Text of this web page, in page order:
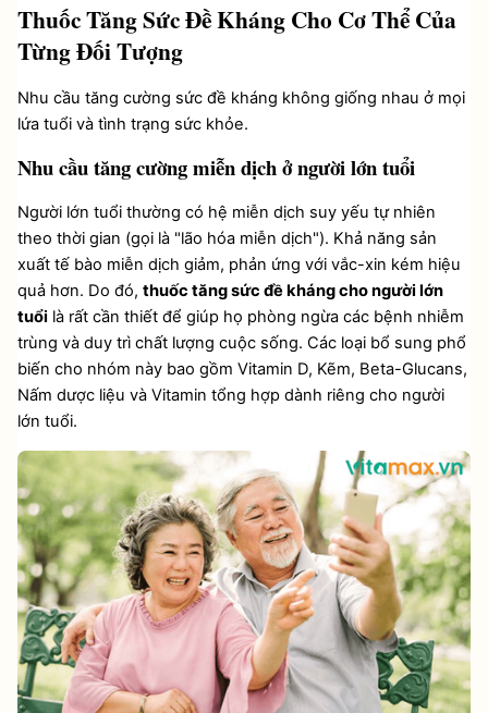
Thuốc Tăng Sức Đề Kháng Cho Cơ Thể Của
Từng Đối Tượng
Nhu cầu tăng cường sức đề kháng không giống nhau ở mọi
lứa tuổi và tình trạng sức khỏe.
Nhu cầu tăng cường miễn dịch ở người lớn tuổi
Người lớn tuổi thường có hệ miễn dịch suy yếu tự nhiên
theo thời gian (gọi là "lão hóa miễn dịch"). Khả năng sản
xuất tế bào miễn dịch giảm, phản ứng với vắc-xin kém hiệu
quả hơn. Do đó, thuốc tăng sức đề kháng cho người lớn
tuổi là rất cần thiết để giúp họ phòng ngừa các bệnh nhiễm
trùng và duy trì chất lượng cuộc sống. Các loại bổ sung phổ
biến cho nhóm này bao gồm Vitamin D, Kẽm, Beta-Glucans,
Nấm dược liệu và Vitamin tổng hợp dành riêng cho người
lớn tuổi.